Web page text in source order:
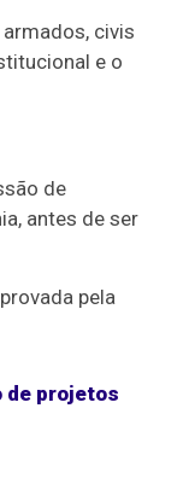
civis
e o
de
antes de ser
pela
de projetos